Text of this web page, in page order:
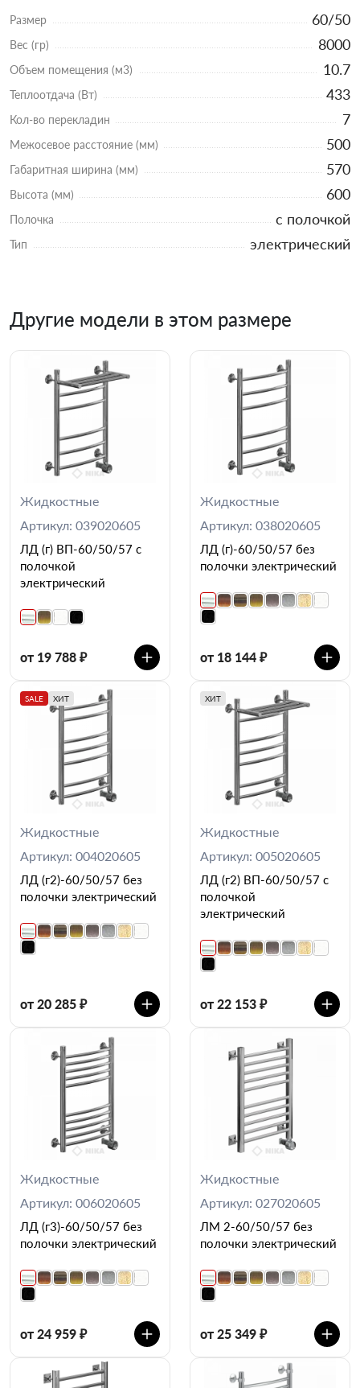
Размер 60/50
Вес (гр) 8000
Объем помещения (м3) 10.7
Теплоотдача (Вт) 433
Кол-во перекладин 7
Межосевое расстояние (мм) 500
Габаритная ширина (мм) 570
Высота (мм) 600
Полочка с полочкой
Тип электрический
Другие модели в этом размере
Жидкостные
Артикул: 039020605
ЛД (г) ВП-60/50/57 с
полочкой
электрический
от 19 788 ₽
Жидкостные
Артикул: 038020605
ЛД (г)-60/50/57 без
полочки электрический
от 18 144 ₽
SALE ХИТ
Жидкостные
Артикул: 004020605
ЛД (г2)-60/50/57 без
полочки электрический
от 20 285 ₽
ХИТ
Жидкостные
Артикул: 005020605
ЛД (г2) ВП-60/50/57 с
полочкой
электрический
от 22 153 ₽
Жидкостные
Артикул: 006020605
ЛД (г3)-60/50/57 без
полочки электрический
от 24 959 ₽
Жидкостные
Артикул: 027020605
ЛМ 2-60/50/57 без
полочки электрический
от 25 349 ₽